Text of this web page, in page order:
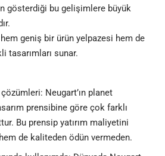
gösterdiği bu gelişimlere büyük
geniş bir ürün yelpazesi hem de
tasarımları sunar.
Neugart’ın planet
prensibine göre çok farklı
Bu prensip yatırım maliyetini
de kaliteden ödün vermeden.